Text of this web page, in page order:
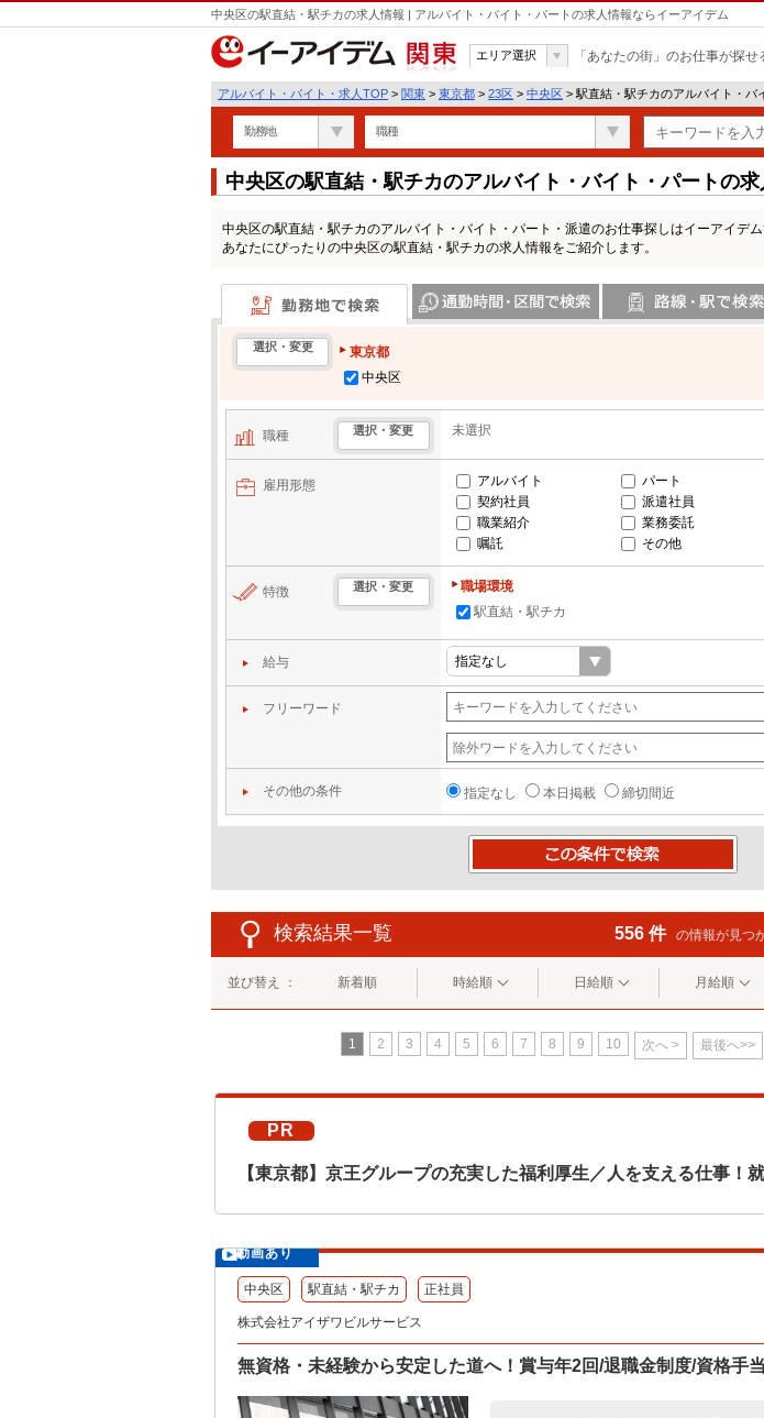
中央区の駅直結・駅チカの求人情報 | アルバイト・バイト・パートの求人情報ならイーアイデム
関東
エリア選択 「あなたの街」のお仕事が探せ
アルバイト・バイト・求人TOP > 関東 > 東京都 > 23区 > 中央区 > 駅直結・駅チカのアルバイト・バ
勤務地 職種
中央区の駅直結・駅チカのアルバイト・バイト・パートの
中央区の駅直結・駅チカのアルバイト・バイト・パート・派遣のお仕事探しはイーアイデム
あなたにぴったりの中央区の駅直結・駅チカの求人情報をご紹介します。
勤務地で検索
選択・変更
東京都
中央区
職種 選択・変更 未選択
雇用形態 アルバイト パート
契約社員
派遣社員
職業紹介
業務委託
嘱託
その他
特徴 選択・変更
職場環境
駅直結・駅チカ
給与
フリーワード
その他の条件 指定なし 本日掲載 締切間近
検索結果一覧 556 件 の情報が見つ
並び替え ： 新着順 時給順 日給順 月給順
1 2 3 4 5 6 7 8 9 10 次へ > 最後へ>>
PR
【東京都】京王グループの充実した福利厚生／人を支える仕事！
動画あり
中央区 駅直結・駅チカ 正社員
株式会社アイザワビルサービス
無資格・未経験から安定した道へ！賞与年2回/退職金制度/資格手